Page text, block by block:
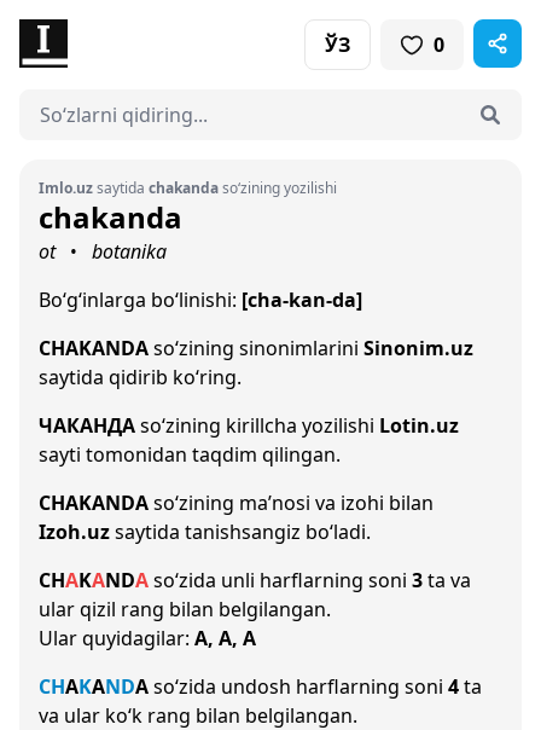
ЎЗ 0
Imlo.uzsaytida chakandaso‘zining yozilishi
chakanda
ot •
botanika
Bo‘g‘inlarga bo‘linishi: [cha-kan-da]
CHAKANDAso‘zining sinonimlarini Sinonim.uz
saytida qidirib ko‘ring.
ЧАКАНДАso‘zining kirillcha yozilishi Lotin.uz
sayti tomonidan taqdim qilingan.
CHAKANDAso‘zining ma’nosi va izohi bilan
Izoh.uzsaytida tanishsangiz bo‘ladi.
CHAKANDAso‘zida unli harflarning soni 3ta va
ular qizil rang bilan belgilangan.
Ular quyidagilar: A, A, A
CHAKANDAso‘zida undosh harflarning soni 4ta
va ular ko‘k rang bilan belgilangan.